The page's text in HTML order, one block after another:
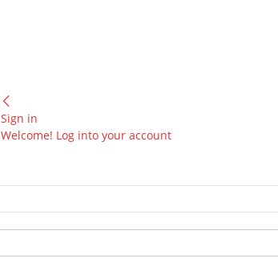
Sign in
Welcome! Log into your account